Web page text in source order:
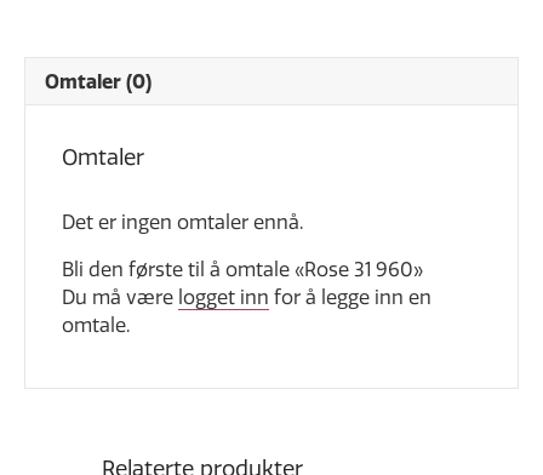
Omtaler (0)
Omtaler
Det er ingen omtaler ennå.
Bli den første til å omtale «Rose 31 960»
Du må være logget inn for å legge inn en
omtale.
Relaterte produkter